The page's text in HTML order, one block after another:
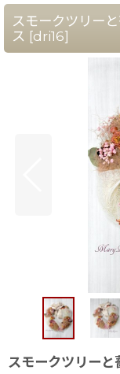
スモークツリー
ス [dri16]
スモークツリー